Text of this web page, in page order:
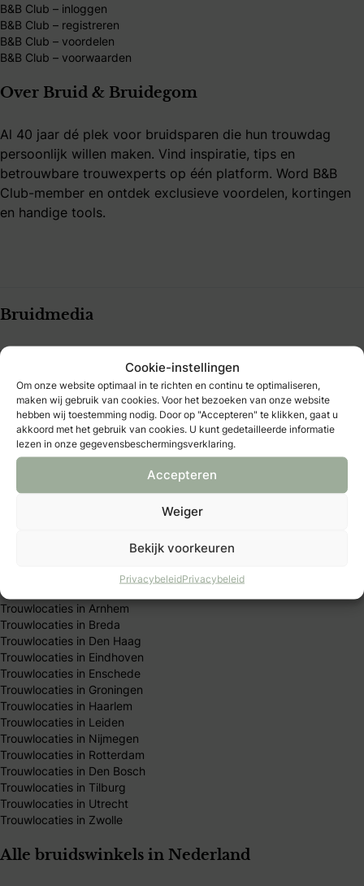
Cookie-instellingen
Om onze website optimaal in te richten en continu te optimaliseren,
maken wij gebruik van cookies. Voor het bezoeken van onze website
hebben wij toestemming nodig. Door op "Accepteren" te klikken, gaat u
akkoord met het gebruik van cookies. U kunt gedetailleerde informatie
lezen in onze gegevensbeschermingsverklaring.
Accepteren
Weiger
Bekijk voorkeuren
PrivacybeleidPrivacybeleid
B&B Club – inloggen
B&B Club – registreren
B&B Club – voordelen
B&B Club – voorwaarden
Over Bruid & Bruidegom
Al 40 jaar dé plek voor bruidsparen die hun trouwdag
persoonlijk willen maken. Vind inspiratie, tips en
betrouwbare trouwexperts op één platform. Word B&B
Club-member en ontdek exclusieve voordelen, kortingen
en handige tools.
Bruidmedia
Trouwexperts – business login
Adverteren
Vacatures & stages
Privacybeleid
Algemene Voorwaarden
Publicatieprincipes
Trouwlocaties in Amsterdam
Trouwlocaties in Apeldoorn
Trouwlocaties in Arnhem
Trouwlocaties in Breda
Trouwlocaties in Den Haag
Trouwlocaties in Eindhoven
Trouwlocaties in Enschede
Trouwlocaties in Groningen
Trouwlocaties in Haarlem
Trouwlocaties in Leiden
Trouwlocaties in Nijmegen
Trouwlocaties in Rotterdam
Trouwlocaties in Den Bosch
Trouwlocaties in Tilburg
Trouwlocaties in Utrecht
Trouwlocaties in Zwolle
Alle bruidswinkels in Nederland